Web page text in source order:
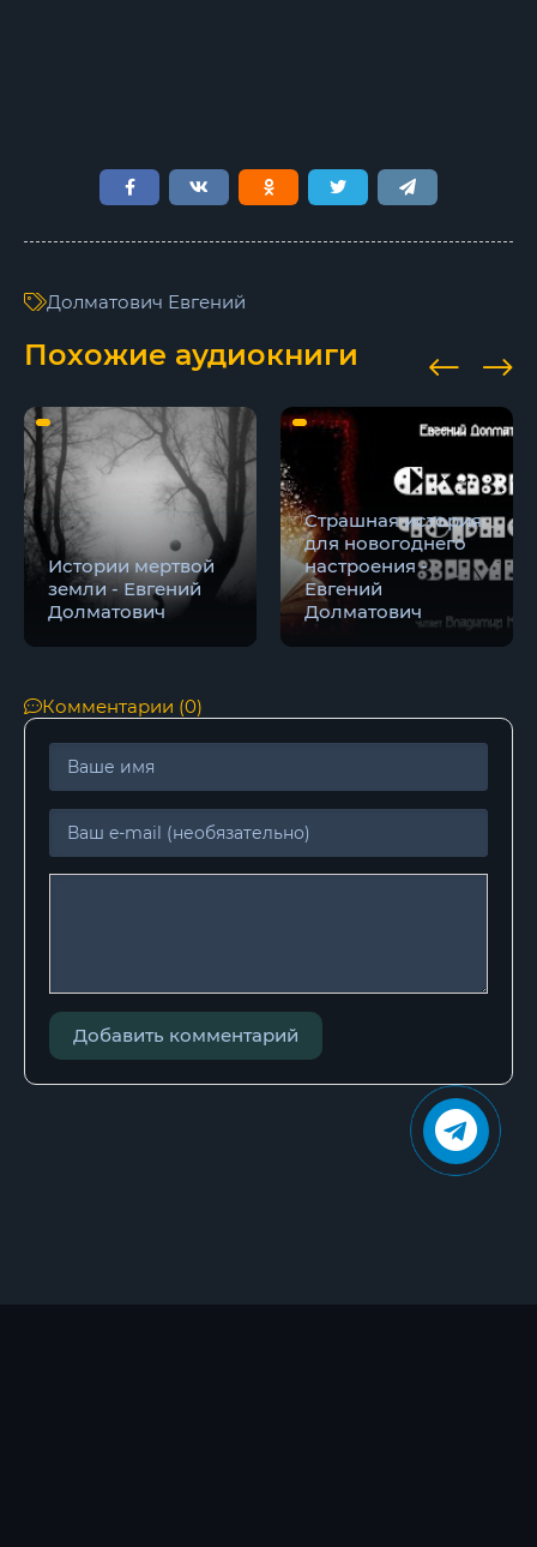
Долматович Евгений
Похожие аудиокниги
Истории мертвой
земли - Евгений
Долматович
Страшная история
для новогоднего
настроения -
Евгений
Долматович
Комментарии (0)
Добавить комментарий